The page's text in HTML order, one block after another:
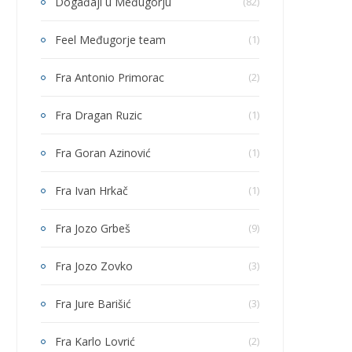
Feel Međugorje team (1)
Fra Antonio Primorac (2)
Fra Dragan Ruzic (1)
Fra Goran Azinović (1)
Fra Ivan Hrkač (1)
Fra Jozo Grbeš (9)
Fra Jozo Zovko (3)
Fra Jure Barišić (3)
Fra Karlo Lovrić (2)